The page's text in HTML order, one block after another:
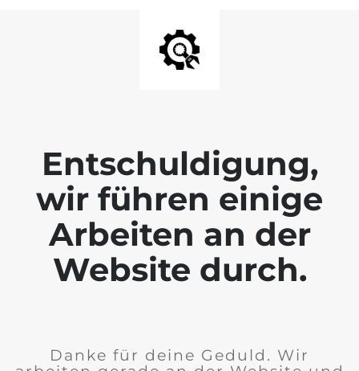
Entschuldigung,
wir führen einige
Arbeiten an der
Website durch.
Danke für deine Geduld. Wir